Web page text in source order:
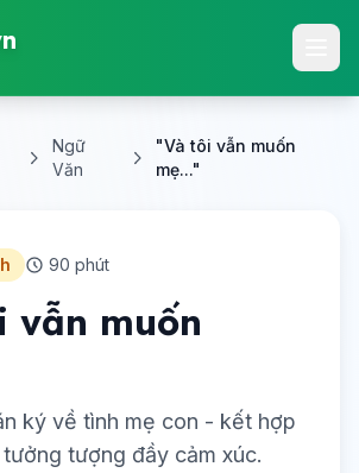
Ngữ
Văn
"Và tôi vẫn muốn
mẹ..."
90 phút
vẫn muốn
ký về tình mẹ con - kết hợp
tượng đầy cảm xúc.